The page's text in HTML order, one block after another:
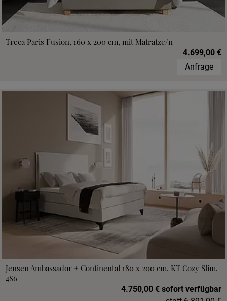
Treca Paris Fusion, 160 x 200 cm, mit Matratze/n
4.699,00 €
Anfrage
Jensen Ambassador + Continental 180 x 200 cm, KT Cozy Slim,
486
4.750,00 € sofort verfügbar